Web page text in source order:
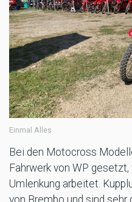
Einmal Alles
Bei den Motocross
Fahrwerk von WP
Umlenkung arbeitet.
von Brembo und sind sehr